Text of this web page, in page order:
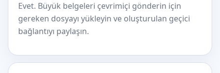
Evet. Büyük belgeleri çevrimiçi gönderin için
gereken dosyayı yükleyin ve oluşturulan geçici
bağlantıyı paylaşın.